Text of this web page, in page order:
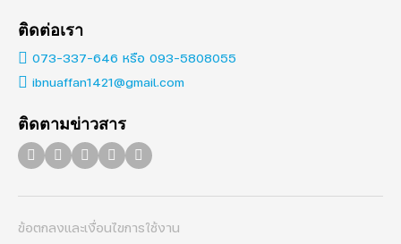
for:
ติดต่อเรา
073-337-646 หรือ 093-5808055
ibnuaffan1421@gmail.com
ติดตามข่าวสาร
ข้อตกลงและเงื่อนไขการใช้งาน